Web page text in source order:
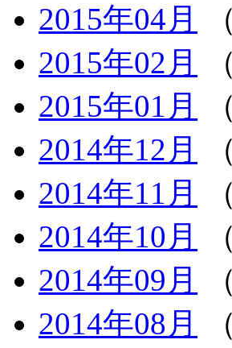
2015年04月
2015年02月
2015年01月
2014年12月
2014年11月
2014年10月
2014年09月
2014年08月